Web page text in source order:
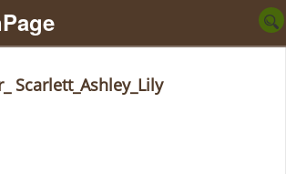
Scarlett_Ashley_Lily